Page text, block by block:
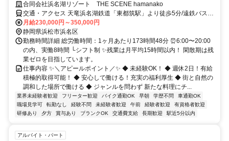
合同会社浜名湖リゾート THE SCENE hamanako
交通・アクセス 天竜浜名湖鉄道「東都筑駅」より徒歩5分/遠鉄バス
「東都筑駅」より徒歩10分
月給230,000円～350,000円
静岡県浜松市浜名区
勤務時間詳細 総労働時間：1ヶ月あたり173時間48分 ⏰6:00〜20:00
の内、実働8時間 └シフト制 ✨残業は月平均15時間以内！ 閑散期は残
業ゼロを目指しています。
仕事内容 ✨＼アピールポイント／✨ ◆ 未経験OK！ ◆ 週休2日！有給
積極的取得可能！ ◆ 安心して働ける！充実の福利厚生 ◆ 街と自然の
調和した場所で働ける ◆ ジャンルを問わず 新たな料理にチ...
業界未経験者歓迎 フリーター歓迎 バイク通勤OK 早朝 学歴不問
車通勤OK
職場見学可
転勤なし 経験不問 未経験者歓迎 午前 経験者歓迎
有資格者歓迎
研修あり
夕方 賞与あり ブランクOK 交通費支給 長期歓迎 駅近5分以内
アルバイト・パート